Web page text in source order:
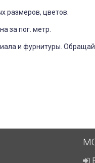
размеров, цветов.
за пог. метр.
и фурнитуры.